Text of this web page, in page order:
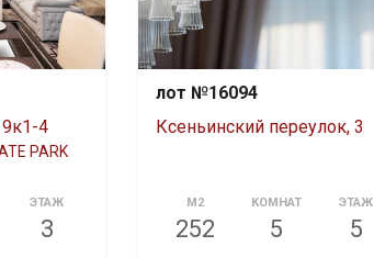
4
PARK
ЭТАЖ
3
лот №16094
Ксеньинский переулок, 3
М2
252
КОМНАТ
5
ЭТАЖ
5